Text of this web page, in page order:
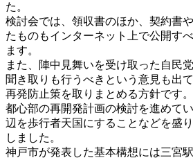
た。
検討会では、領収書のほか、契約書
たものもインターネット上で公開す
ます。
また、陣中見舞いを受け取った自民
聞き取りも行うべきという意見も出
再発防止策を取りまとめる方針です。
都心部の再開発計画の検討を進めて
辺を歩行者天国にすることなどを盛
しました。
神戸市が発表した基本構想には三宮